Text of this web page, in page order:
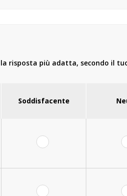
risposta più adatta, secondo il
Soddisfacente